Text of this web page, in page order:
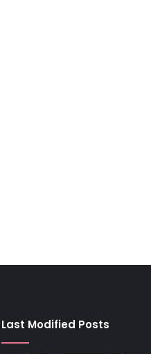
Last Modified Posts